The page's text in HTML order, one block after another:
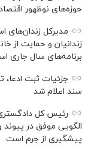
حوزه‌های نوظهور
مدیرکل زندان‌های
زندانیان و حمایت از
برنامه‌های سال جاری
سند اعلام شد
رئیس کل
الگویی موفق در
پیشگیری از جرم است